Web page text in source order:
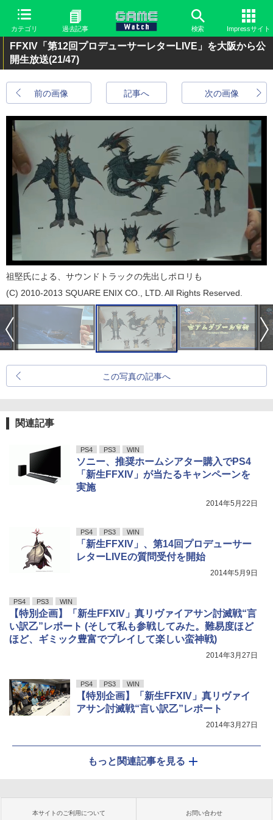
カテゴリ 過去記事 検索 Impressサイト
FFXIV「第12回プロデューサーレターLIVE」を大阪から公
開生放送(21/47)
前の画像 次の画像
記事へ
祖堅氏による、サウンドトラックの先出しポロリも
(C) 2010-2013 SQUARE ENIX CO., LTD. All Rights Reserved.
この写真の記事へ
関連記事
PS4 PS3 WIN
ソニー、推奨ホームシアター購入でPS4
「新生FFXIV」が当たるキャンペーンを
実施
2014年5月22日
PS4 PS3 WIN
「新生FFXIV」、第14回プロデューサー
レターLIVEの質問受付を開始
2014年5月9日
PS4 PS3 WIN
【特別企画】「新生FFXIV」真リヴァイアサン討滅戦“言
い訳乙”レポート (そして私も参戦してみた。難易度ほど
ほど、ギミック豊富でプレイして楽しい蛮神戦)
2014年3月27日
PS4 PS3 WIN
【特別企画】「新生FFXIV」真リヴァイ
アサン討滅戦“言い訳乙”レポート
2014年3月27日
もっと関連記事を見る
本サイトのご利用について お問い合わせ